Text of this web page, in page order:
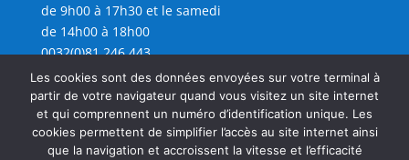
de 9h00 à 17h30 et le samedi
de 14h00 à 18h00
0032(0)81 246 443
info@sijambes.be
Les cookies sont des données envoyées sur votre terminal à
partir de votre navigateur quand vous visitez un site internet
et qui comprennent un numéro d’identification unique. Les
cookies permettent de simplifier l’accès au site internet ainsi
que la navigation et accroissent la vitesse et l’efficacité